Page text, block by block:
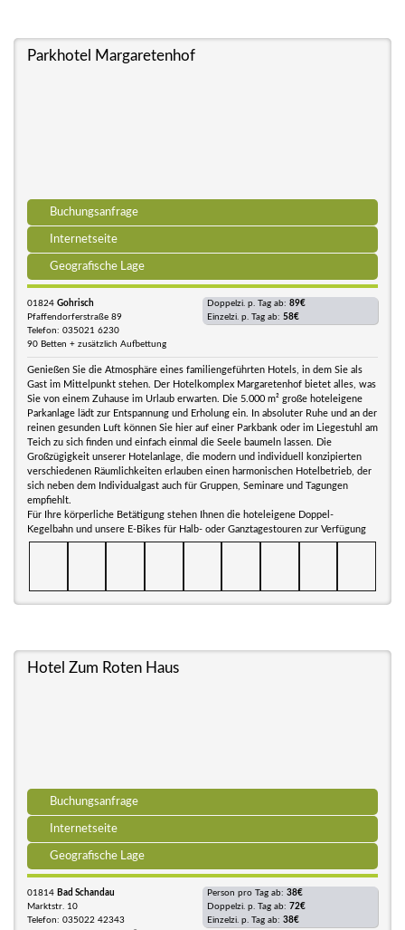
Parkhotel Margaretenhof
Buchungsanfrage
Internetseite
Geografische Lage
01824 Gohrisch
Pfaffendorferstraße 89
Telefon: 035021 6230
90 Betten + zusätzlich Aufbettung
Doppelzi. p. Tag ab: 89€
Einzelzi. p. Tag ab: 58€
Genießen Sie die Atmosphäre eines familiengeführten Hotels, in dem Sie als
Gast im Mittelpunkt stehen. Der Hotelkomplex Margaretenhof bietet alles, was
Sie von einem Zuhause im Urlaub erwarten. Die 5.000 m² große hoteleigene
Parkanlage lädt zur Entspannung und Erholung ein. In absoluter Ruhe und an der
reinen gesunden Luft können Sie hier auf einer Parkbank oder im Liegestuhl am
Teich zu sich finden und einfach einmal die Seele baumeln lassen. Die
Großzügigkeit unserer Hotelanlage, die modern und individuell konzipierten
verschiedenen Räumlichkeiten erlauben einen harmonischen Hotelbetrieb, der
sich neben dem Individualgast auch für Gruppen, Seminare und Tagungen
empfiehlt.
Für Ihre körperliche Betätigung stehen Ihnen die hoteleigene Doppel-
Kegelbahn und unsere E-Bikes für Halb- oder Ganztagestouren zur Verfügung
Hotel Zum Roten Haus
Buchungsanfrage
Internetseite
Geografische Lage
01814 Bad Schandau
Marktstr. 10
Telefon: 035022 42343
Person pro Tag ab: 38€
Doppelzi. p. Tag ab: 72€
Einzelzi. p. Tag ab: 38€